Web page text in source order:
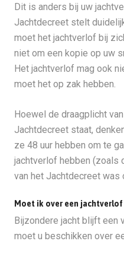
Dit is anders bij uw
Jachtdecreet stelt
moet het jachtverlof bij
niet om een kopie op uw
Het jachtverlof mag ook
moet het op zak hebben.
Hoewel de draagplicht
Jachtdecreet staat,
ze 48 uur hebben om te
jachtverlof hebben (zoals
van het Jachtdecreet was
Moet ik over een
Bijzondere jacht blijft een
moet u beschikken over